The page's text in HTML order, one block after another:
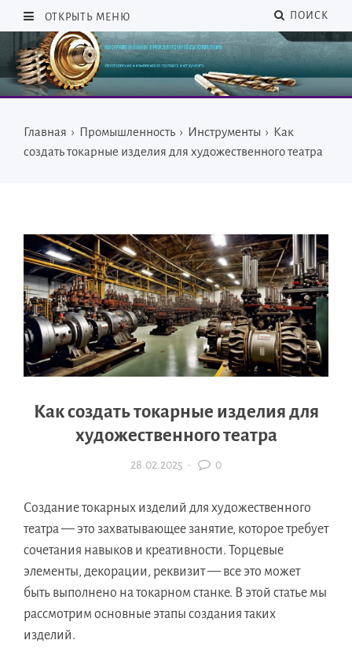
ОТКРЫТЬ МЕНЮ ПОИСК
Главная › Промышленность › Инструменты › Как
создать токарные изделия для художественного театра
Как создать токарные изделия для
художественного театра
28.02.2025 · 0
Создание токарных изделий для художественного
театра — это захватывающее занятие, которое требует
сочетания навыков и креативности. Торцевые
элементы, декорации, реквизит — все это может
быть выполнено на токарном станке. В этой статье мы
рассмотрим основные этапы создания таких
изделий.